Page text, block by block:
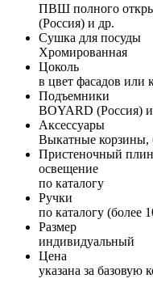
ПВШ полного
(Россия) и др.
Сушка для посуды
Хромированная
Цоколь
в цвет фасадов или
Подъемники
BOYARD (Россия)
Аксессуары
Выкатные корзины,
Пристеночный
освещение
по каталогу
Ручки
по каталогу (более
Размер
индивидуальный
Цена
указана за базовую